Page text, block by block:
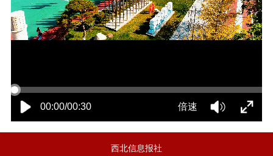
00:00/00:30 倍速
西北信息报社